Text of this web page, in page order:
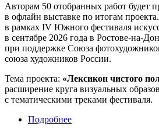
Авторам 50 отобранных работ будет
в офлайн выставке по итогам
в рамках IV Южного фестиваля
в сентябре 2026 года в Ростове-на-
при поддержке Союза
союза художников России.
Тема проекта: «Лексикон чистого
расширение круга визуальных
с тематическими треками фестиваля.
Подробнее